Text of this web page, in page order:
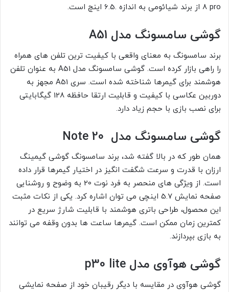
8 pro از برند شیائومی به اندازه .6.5 اینچ است.
گوشی سامسونگ مدل A51
برند سامسونگ به معنای واقعی با کیفیت ترین تلفن های همراه
را راهی بازار کرده است. گوشی سامسونگ مدل A51 به عنوان تلفن
هوشمند برای گیمرها شناخته شده است. سری A51 مجهز به
دوربین عکاسی با کیفیت و قابلیت ارتقا حافظه 128 گیگابایتی
برای نصب بازی با حجم زیاد دارد.
گوشی سامسونگ مدل Note 20
همان طور که در بالا گفته شد، برند سامسونگ گوشی گیمینگ
ارزان با قدرت و سرعت شگفت انگیز در اختیار گیمرها قرار داده
است. از ویژگی های منحصر به فرد نوت 20 به وضوح و روشنایی
صفحه نمایش 5.7 اینچی می توان اشاره کرد. یکی از نکات مثبت
این محصول، طراحی باتری هوشمند با قابلیت شارژ سریع در
کمترین زمان ممکن است. گیمرها ساعت ها بدون وقفه می توانند
به بازی بپردازند.
گوشی هوآوی مدل p30 lite
گوشی هوآوی در مقایسه با دیگر رقیبان خود از صفحه نمایشی